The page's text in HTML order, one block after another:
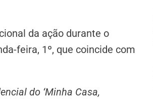
da ação durante o
feira, 1º, que coincide com
do ‘Minha Casa,